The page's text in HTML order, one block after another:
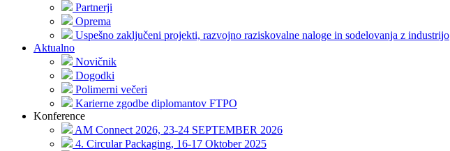
Partnerji
Oprema
Uspešno zaključeni projekti, razvojno raziskovalne naloge in sodelovanja z industrijo
Aktualno
Novičnik
Dogodki
Polimerni večeri
Karierne zgodbe diplomantov FTPO
Konference
AM Connect 2026, 23-24 SEPTEMBER 2026
4. Circular Packaging, 16-17 Oktober 2025